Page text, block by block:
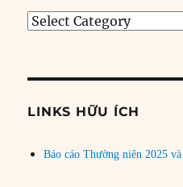
Tìm
đề
LINKS HỮU ÍCH
Báo cáo Thường niên 2025